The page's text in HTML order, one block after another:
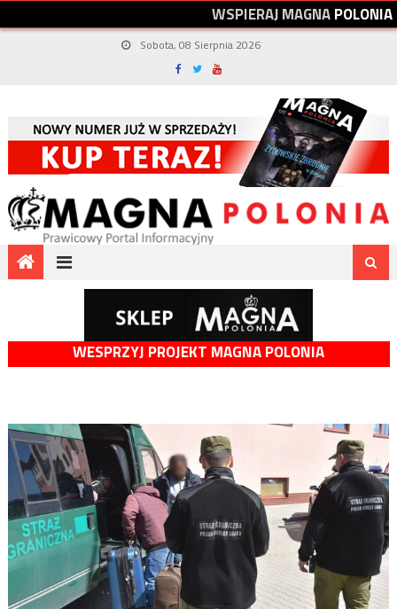
WSPIERAJMAGNAPOLONIA
Sobota, 08 Sierpnia 2026
WESPRZYJ PROJEKT MAGNA POLONIA